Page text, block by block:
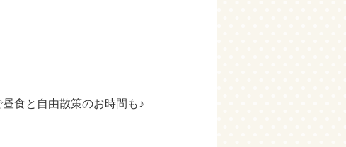
食と自由散策のお時間も♪